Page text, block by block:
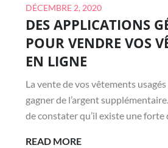
Posted
on
DÉCEMBRE 2, 2020
DES APPLICATIONS
POUR VENDRE VOS
EN LIGNE
La vente de vos vêtements
gagner de l’argent
de constater qu’il existe une forte
READ MOREDES